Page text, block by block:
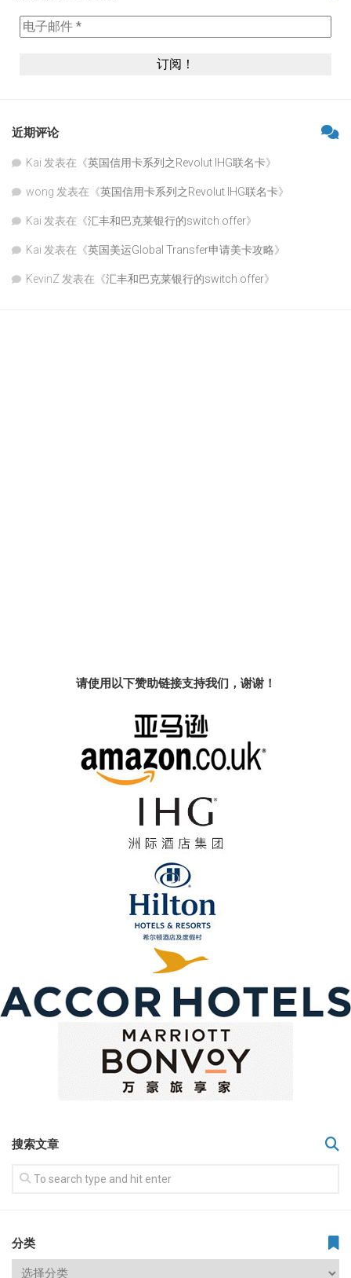
近期评论
Kai 发表在《英国信用卡系列之Revolut IHG联名卡》
wong 发表在《英国信用卡系列之Revolut IHG联名卡》
Kai 发表在《汇丰和巴克莱银行的switch offer》
Kai 发表在《英国美运Global Transfer申请美卡攻略》
KevinZ 发表在《汇丰和巴克莱银行的switch offer》
请使用以下赞助链接支持我们，谢谢！
搜索文章
分类